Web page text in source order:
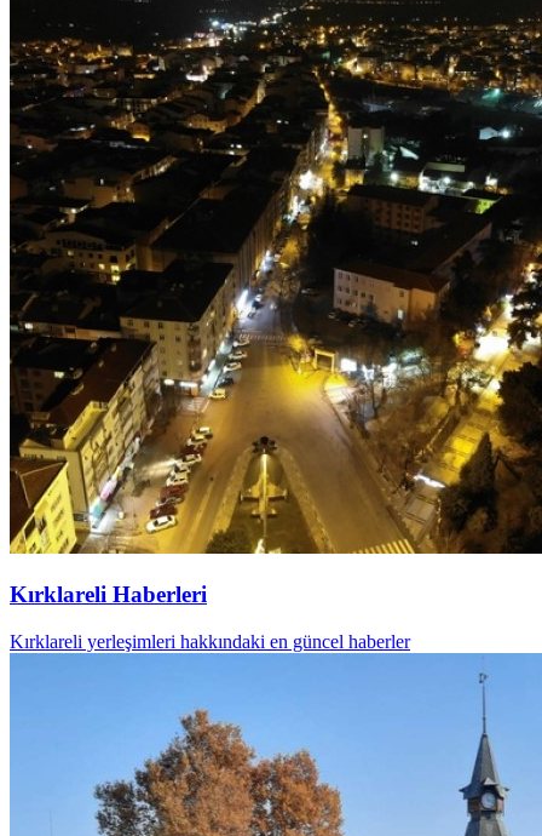
Kırklareli Haberleri
Kırklareli yerleşimleri hakkındaki en güncel haberler